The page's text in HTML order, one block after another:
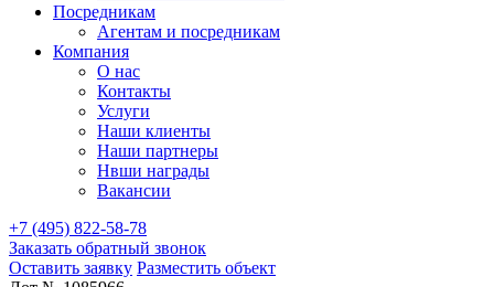
Посредникам
Агентам и посредникам
Компания
О нас
Контакты
Услуги
Наши клиенты
Наши партнеры
Нвши награды
Вакансии
+7 (495) 822-58-78
Заказать обратный звонок
Оставить заявку Разместить объект